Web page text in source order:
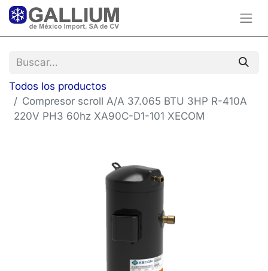
Todos los productos
Compresor scroll A/A 37.065 BTU 3HP R-410A
220V PH3 60hz XA90C-D1-101 XECOM